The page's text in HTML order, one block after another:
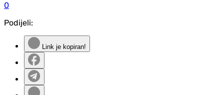
0
Podijeli:
Link je kopiran!